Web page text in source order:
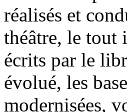
réalisés et
théâtre, le tout
écrits par le
évolué, les
modernisées,